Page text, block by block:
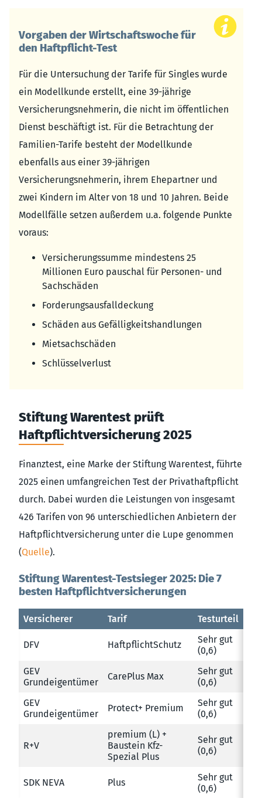
Vorgaben der Wirtschaftswoche für
den Haftpflicht-Test
Für die Untersuchung der Tarife für Singles wurde
ein Modellkunde erstellt, eine 39-jährige
Versicherungsnehmerin, die nicht im öffentlichen
Dienst beschäftigt ist. Für die Betrachtung der
Familien-Tarife besteht der Modellkunde
ebenfalls aus einer 39-jährigen
Versicherungsnehmerin, ihrem Ehepartner und
zwei Kindern im Alter von 18 und 10 Jahren. Beide
Modellfälle setzen außerdem u.a. folgende Punkte
voraus:
Versicherungssumme mindestens 25
Millionen Euro pauschal für Personen- und
Sachschäden
Forderungsausfalldeckung
Schäden aus Gefälligkeitshandlungen
Mietsachschäden
Schlüsselverlust
Stiftung Warentest prüft
Haftpflichtversicherung 2025
Finanztest, eine Marke der Stiftung Warentest, führte
2025 einen umfangreichen Test der Privathaftpflicht
durch. Dabei wurden die Leistungen von insgesamt
426 Tarifen von 96 unterschiedlichen Anbietern der
Haftpflichtversicherung unter die Lupe genommen
(Quelle).
Stiftung Warentest-Testsieger 2025: Die 7
besten Haftpflichtversicherungen
Versicherer Tarif Testurteil
DFV HaftpflichtSchutz
Sehr gut
(0,6)
GEV
Grundeigentümer
CarePlus Max
Sehr gut
(0,6)
GEV
Grundeigentümer
Protect+ Premium
Sehr gut
(0,6)
R+V
premium (L) +
Baustein Kfz-
Spezial Plus
Sehr gut
(0,6)
SDK NEVA Plus
Sehr gut
(0,6)